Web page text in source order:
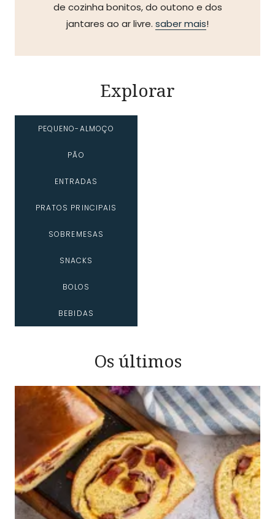
de cozinha bonitos, do outono e dos
jantares ao ar livre. saber mais!
Explorar
PEQUENO-ALMOÇO
PÃO
ENTRADAS
PRATOS PRINCIPAIS
SOBREMESAS
SNACKS
BOLOS
BEBIDAS
Os últimos